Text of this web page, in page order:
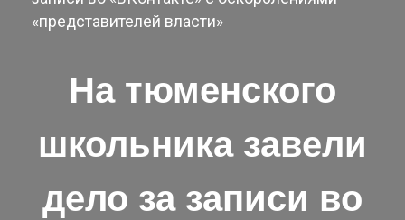
«представителей власти»
На тюменского
школьника завели
дело за записи во